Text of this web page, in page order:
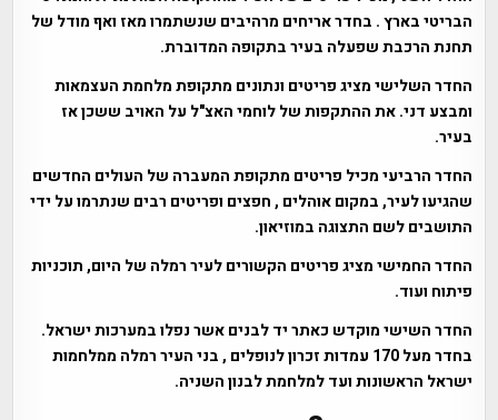
הבריטי בארץ . בחדר אריחים מרהיבים שנשתמרו מאז ואף מודל של
תחנת הרכבת שפעלה בעיר בתקופה המדוברת.
החדר השלישי מציג פריטים ונתונים מתקופת מלחמת העצמאות
ומבצע דני. את ההתקפות של לוחמי האצ"ל על האויב ששכן אז
בעיר.
החדר הרביעי מכיל פריטים מתקופת המעברה של העולים החדשים
שהגיעו לעיר, במקום אוהלים , חפצים ופריטים רבים שנתרמו על ידי
התושבים לשם התצוגה במוזיאון.
החדר החמישי מציג פריטים הקשורים לעיר רמלה של היום, תוכניות
פיתוח ועוד.
החדר השישי מוקדש כאתר יד לבנים אשר נפלו במערכות ישראל.
בחדר מעל 170 עמדות זכרון לנופלים , בני העיר רמלה ממלחמות
ישראל הראשונות ועד למלחמת לבנון השניה.